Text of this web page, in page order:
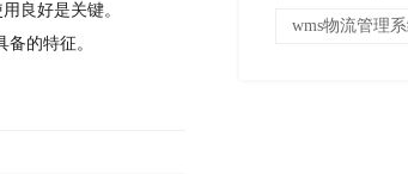
良好是关键。
的特征。
wms物流管理